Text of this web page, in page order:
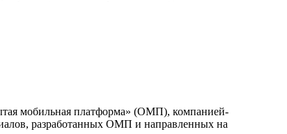
мобильная платформа» (ОМП), компанией-
разработанных ОМП и направленных на